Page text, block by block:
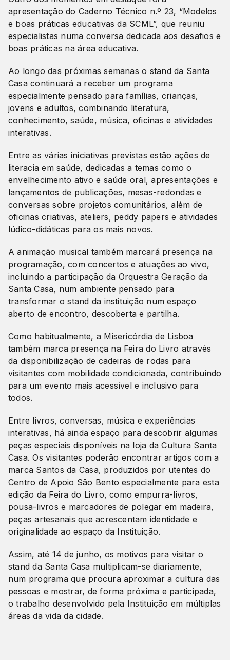
apresentação do Caderno Técnico n.º 23, “Modelos
e boas práticas educativas da SCML”, que reuniu
especialistas numa conversa dedicada aos desafios e
boas práticas na área educativa.
Ao longo das próximas semanas o stand da Santa
Casa continuará a receber um programa
especialmente pensado para famílias, crianças,
jovens e adultos, combinando literatura,
conhecimento, saúde, música, oficinas e atividades
interativas.
Entre as várias iniciativas previstas estão ações de
literacia em saúde, dedicadas a temas como o
envelhecimento ativo e saúde oral, apresentações e
lançamentos de publicações, mesas-redondas e
conversas sobre projetos comunitários, além de
oficinas criativas, ateliers, peddy papers e atividades
lúdico-didáticas para os mais novos.
A animação musical também marcará presença na
programação, com concertos e atuações ao vivo,
incluindo a participação da Orquestra Geração da
Santa Casa, num ambiente pensado para
transformar o stand da instituição num espaço
aberto de encontro, descoberta e partilha.
Como habitualmente, a Misericórdia de Lisboa
também marca presença na Feira do Livro através
da disponibilização de cadeiras de rodas para
visitantes com mobilidade condicionada, contribuindo
para um evento mais acessível e inclusivo para
todos.
Entre livros, conversas, música e experiências
interativas, há ainda espaço para descobrir algumas
peças especiais disponíveis na loja da Cultura Santa
Casa. Os visitantes poderão encontrar artigos com a
marca Santos da Casa, produzidos por utentes do
Centro de Apoio São Bento especialmente para esta
edição da Feira do Livro, como empurra-livros,
pousa-livros e marcadores de polegar em madeira,
peças artesanais que acrescentam identidade e
originalidade ao espaço da Instituição.
Assim, até 14 de junho, os motivos para visitar o
stand da Santa Casa multiplicam-se diariamente,
num programa que procura aproximar a cultura das
pessoas e mostrar, de forma próxima e participada,
o trabalho desenvolvido pela Instituição em múltiplas
áreas da vida da cidade.